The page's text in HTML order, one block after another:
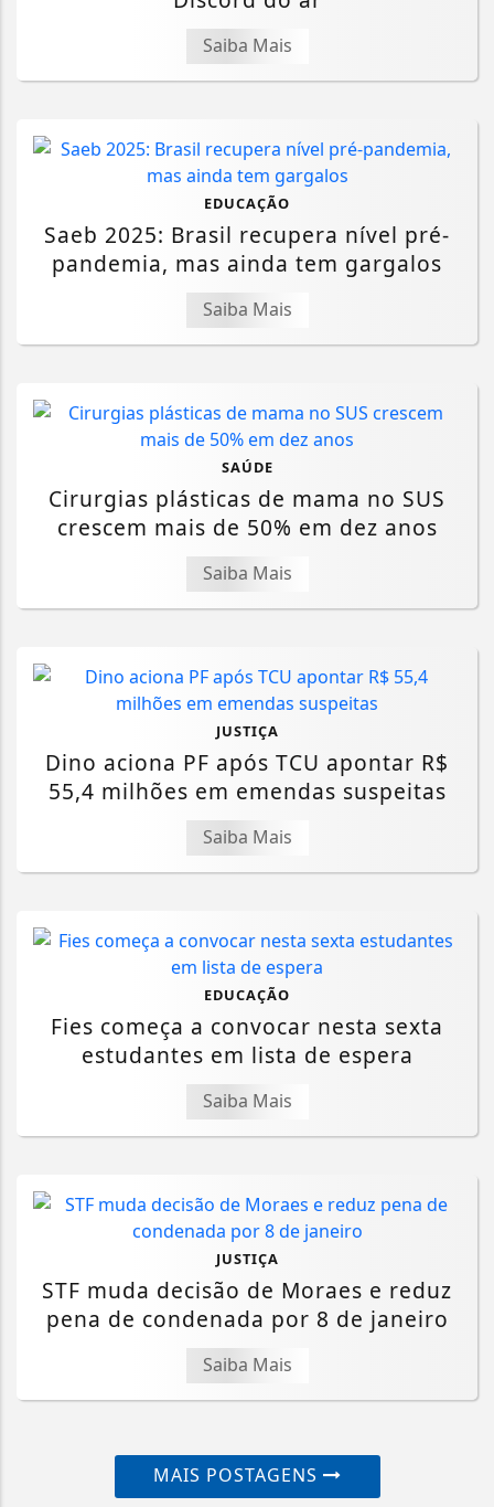
Saiba Mais
EDUCAÇÃO
Saeb 2025: Brasil recupera nível pré-
pandemia, mas ainda tem gargalos
Saiba Mais
SAÚDE
Cirurgias plásticas de mama no SUS
crescem mais de 50% em dez anos
Saiba Mais
JUSTIÇA
Dino aciona PF após TCU apontar R$
55,4 milhões em emendas suspeitas
Saiba Mais
EDUCAÇÃO
Fies começa a convocar nesta sexta
estudantes em lista de espera
Saiba Mais
JUSTIÇA
STF muda decisão de Moraes e reduz
pena de condenada por 8 de janeiro
Saiba Mais
MAIS POSTAGENS